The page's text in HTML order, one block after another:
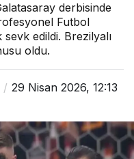
derbisinde
Futbol
edildi. Brezilyalı
oldu.
29 Nisan 2026, 12:13